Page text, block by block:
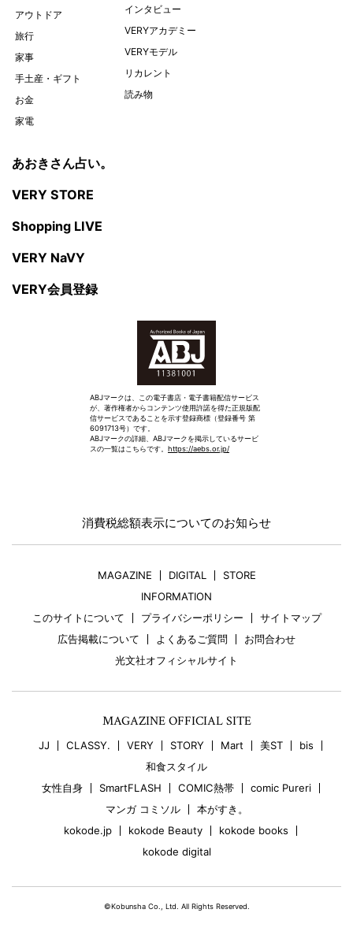
アウトドア
旅行
家事
手土産・ギフト
お金
家電
インタビュー
VERYアカデミー
VERYモデル
リカレント
読み物
あおきさん占い。
VERY STORE
Shopping LIVE
VERY NaVY
VERY会員登録
ABJマークは、この電子書店・電子書籍配信サービス
が、著作権者からコンテンツ使用許諾を得た正規版配
信サービスであることを示す登録商標（登録番号 第
6091713号）です。
ABJマークの詳細、ABJマークを掲示しているサービ
スの一覧はこちらです。 https://aebs.or.jp/
消費税総額表示についてのお知らせ
MAGAZINE DIGITAL
STORE
INFORMATION
このサイトについて
プライバシーポリシー
サイトマップ
広告掲載について
よくあるご質問
お問合わせ
光文社オフィシャルサイト
MAGAZINE OFFICIAL SITE
JJ CLASSY. VERY STORY Mart 美ST
bis
和食スタイル
女性自身
SmartFLASH COMIC熱帯
comic Pureri
マンガ コミソル
本がすき。
kokode.jp
kokode Beauty
kokode books
kokode digital
©Kobunsha Co., Ltd. All Rights Reserved.